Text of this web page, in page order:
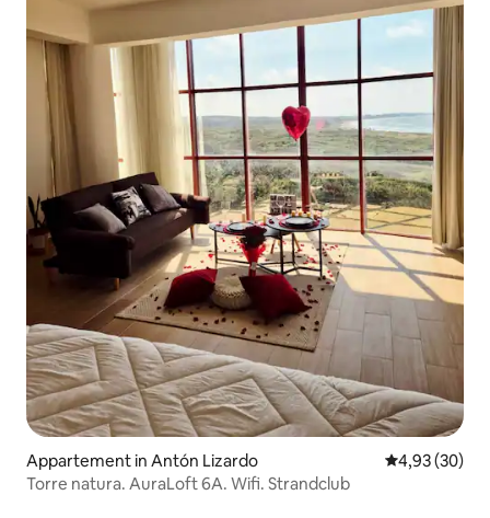
Appartement in Antón Lizardo Gemiddelde
4,93 (30)
Torre natura. AuraLoft 6A. Wifi. Strandclub